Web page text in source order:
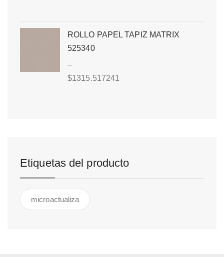
ROLLO PAPEL TAPIZ MATRIX
525340
–
$1315.517241
Etiquetas del producto
microactualiza